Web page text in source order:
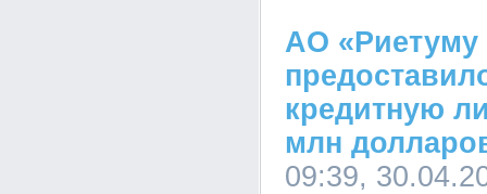
АО «Риетуму
кредитную
млн
09:39,